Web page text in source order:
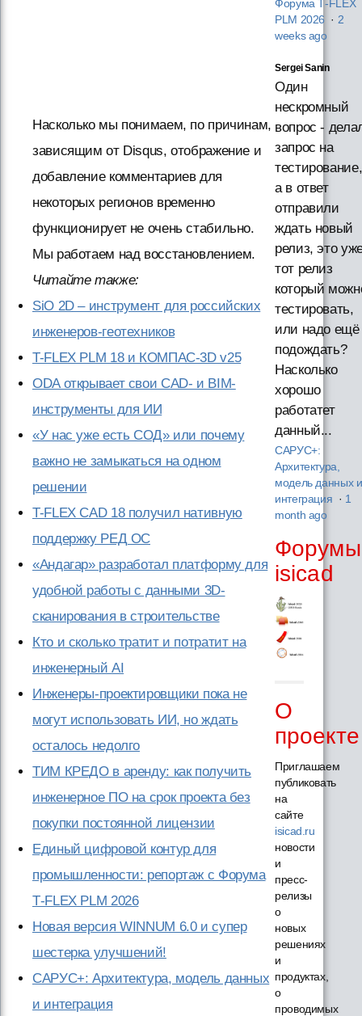
Насколько мы понимаем, по причинам,
зависящим от Disqus, отображение и
добавление комментариев для
некоторых регионов временно
функционирует не очень стабильно.
Мы работаем над восстановлением.
Читайте также:
SiO 2D – инструмент для российских
инженеров-геотехников
T-FLEX PLM 18 и КОМПАС-3D v25
ODA открывает свои CAD- и BIM-
инструменты для ИИ
«У нас уже есть СОД» или почему
важно не замыкаться на одном
решении
T-FLEX CAD 18 получил нативную
поддержку РЕД ОС
«Андагар» разработал платформу для
удобной работы с данными 3D-
сканирования в строительстве
Кто и сколько тратит и потратит на
инженерный AI
Инженеры-проектировщики пока не
могут использовать ИИ, но ждать
осталось недолго
ТИМ КРЕДО в аренду: как получить
инженерное ПО на срок проекта без
покупки постоянной лицензии
Единый цифровой контур для
промышленности: репортаж с Форума
T‑FLEX PLM 2026
Новая версия WINNUM 6.0 и супер
шестерка улучшений!
САРУС+: Архитектура, модель данных
и интеграция
Форума T‑FLEX
PLM 2026 · 2
weeks ago
Sergei Sanin
Один
нескромный
вопрос -
запрос на
тестирование,
а в ответ
отправили
ждать новый
релиз, это
тот релиз
который
тестировать,
или надо ещё
подождать?
Насколько
хорошо
работатет
данный...
САРУС+:
Архитектура,
модель данных и
интеграция · 1
month ago
Форумы
isicad
О
проекте
Приглашаем
публиковать
на
сайте
isicad.ru
новости
и
пресс-
релизы
о
новых
решениях
и
продуктах,
о
проводимых